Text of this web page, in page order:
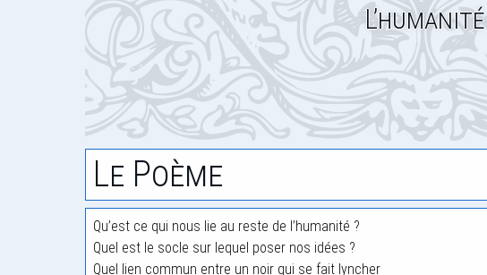
L’humanité
Le Poème
Qu’est ce qui nous lie au reste de l’humanité ?
Quel est le socle sur lequel poser nos idées ?
Quel lien commun entre un noir qui se fait lyncher